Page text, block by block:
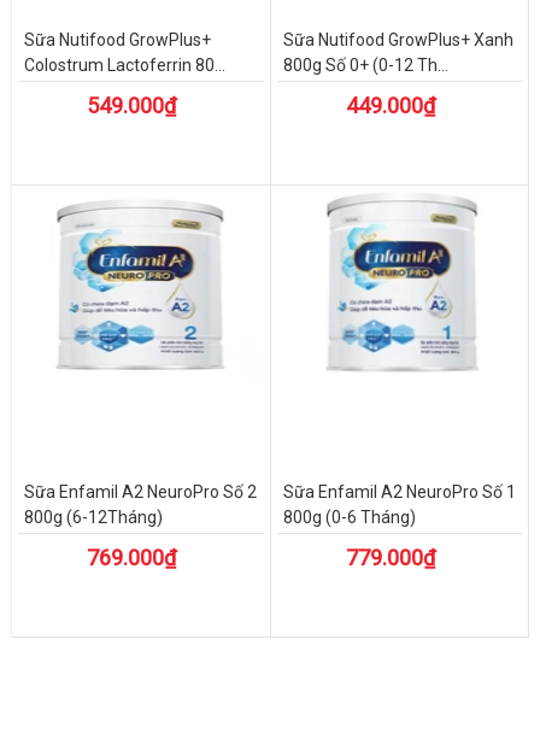
Sữa Nutifood GrowPlus+
Colostrum Lactoferrin 80...
549.000₫
Sữa Nutifood GrowPlus+ Xanh
800g Số 0+ (0-12 Th...
449.000₫
Sữa Enfamil A2 NeuroPro Số 2
800g (6-12Tháng)
769.000₫
Sữa Enfamil A2 NeuroPro Số 1
800g (0-6 Tháng)
779.000₫